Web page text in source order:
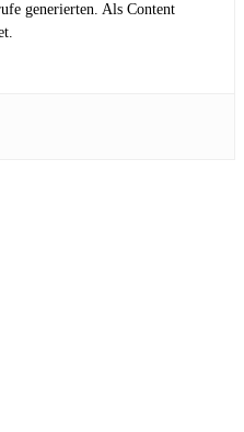
generierten. Als Content